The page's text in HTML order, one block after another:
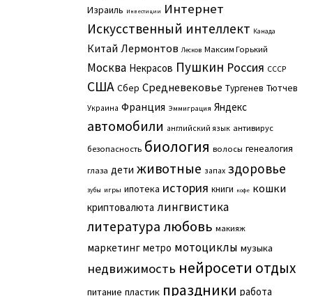
Израиль Инвестиции Интернет
Искусственный интеллект Канада
Китай Лермонтов Лесков Максим Горький
Москва Некрасов Пушкин Россия СССР
США Сбер Средневековье Тургенев Тютчев
Украина Франция Эммиграция Яндекс
автомобили английский язык антивирус
безопасность биология волосы генеалогия
глаза дети животные запах здоровье
зубы игры ипотека история книги кофе кошки
криптовалюта лингвистика
литература любовь макияж
маркетинг метро мотоциклы музыка
недвижимость нейросети отдых
питание пластик праздники работа